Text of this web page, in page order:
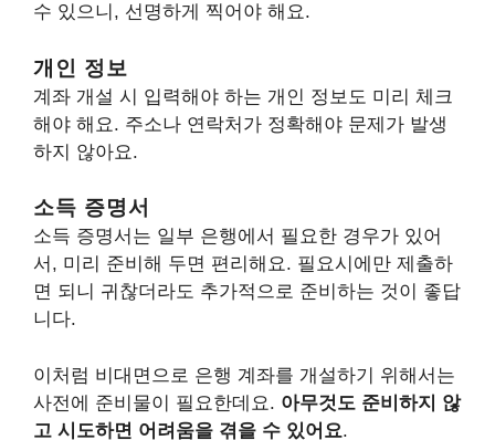
수 있으니, 선명하게 찍어야 해요.
개인 정보
계좌 개설 시 입력해야 하는 개인 정보도 미리 체크
해야 해요. 주소나 연락처가 정확해야 문제가 발생
하지 않아요.
소득 증명서
소득 증명서는 일부 은행에서 필요한 경우가 있어
서, 미리 준비해 두면 편리해요. 필요시에만 제출하
면 되니 귀찮더라도 추가적으로 준비하는 것이 좋답
니다.
이처럼 비대면으로 은행 계좌를 개설하기 위해서는
사전에 준비물이 필요한데요. 아무것도 준비하지 않
고 시도하면 어려움을 겪을 수 있어요.